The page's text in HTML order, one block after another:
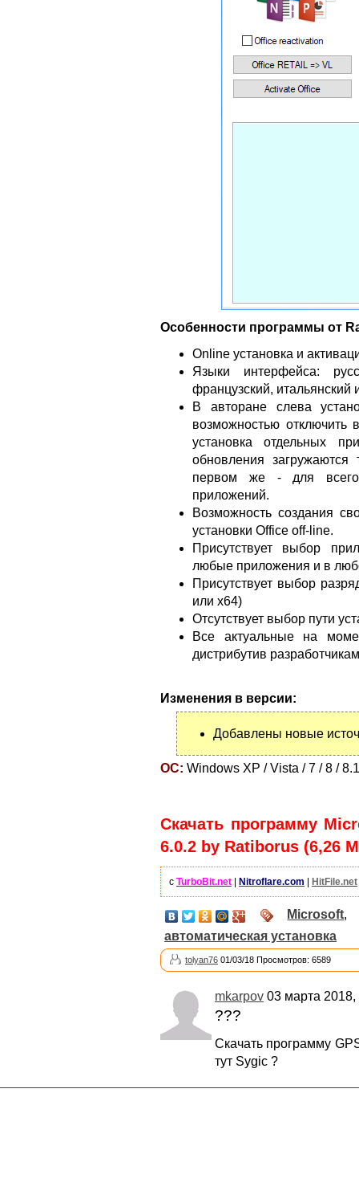
Особенности программы от
Online установка и
Языки интерфейса:
французский, итальянский
В авторане слева
возможностью отключить
установка отдельных
обновления
первом же - для всего
приложений.
Возможность создания
установки Office off-line.
Присутствует выбор
любые приложения и в
Присутствует выбор
или x64)
Отсутствует выбор пути
Все актуальные на
дистрибутив
Изменения в версии:
Добавлены новые
ОС: Windows XP / Vista / 7 / 8 /
Скачать программу
6.0.2 by Ratiborus (6,26
с TurboBit.net Nitroflare.com HitFile.net
Microsoft,
автоматическая установка
tolyan76 01/03/18 Просмотров: 6589
mkarpov 03 марта 2018,
???
Скачать программу
тут Sygic ?